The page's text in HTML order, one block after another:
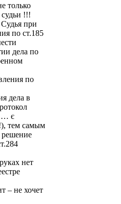
только
!!!
при
по ст.185
дела по
по
дела в
є
!), тем самым
решение
нет
– не хочет